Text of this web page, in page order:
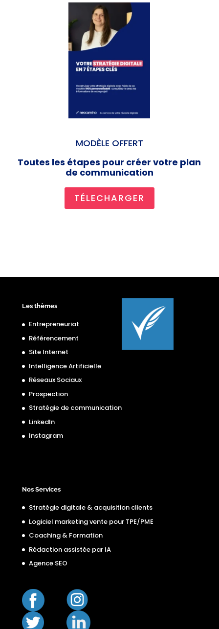
MODÈLE OFFERT
Toutes les étapes pour créer votre plan
de communication
TÉLECHARGER
Les thèmes
Entrepreneuriat
Référencement
Site Internet
Intelligence Artificielle
Réseaux Sociaux
Prospection
Stratégie de communication
LinkedIn
Instagram
Nos Services
Stratégie digitale & acquisition clients
Logiciel marketing vente pour TPE/PME
Coaching & Formation
Rédaction assistée par IA
Agence SEO